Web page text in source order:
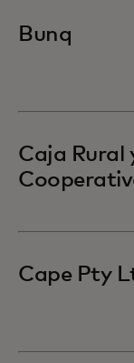
Bunq
Caja Rural
Cape Pty